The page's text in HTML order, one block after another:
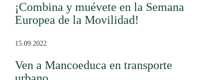
¡Combina y muévete en la Semana
Europea de la Movilidad!
15.09.2022
Ven a Mancoeduca en transporte